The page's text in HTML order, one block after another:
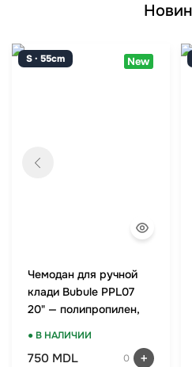
S · 55cm New
Чемодан для ручной
клади Bubule PPL07
20" — полипропилен,
● В НАЛИЧИИ
750 MDL 0